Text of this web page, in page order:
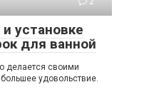
установке
для ванной
делается своими
удовольствие.